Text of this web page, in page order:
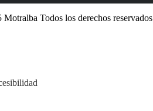
Todos los derechos reservados